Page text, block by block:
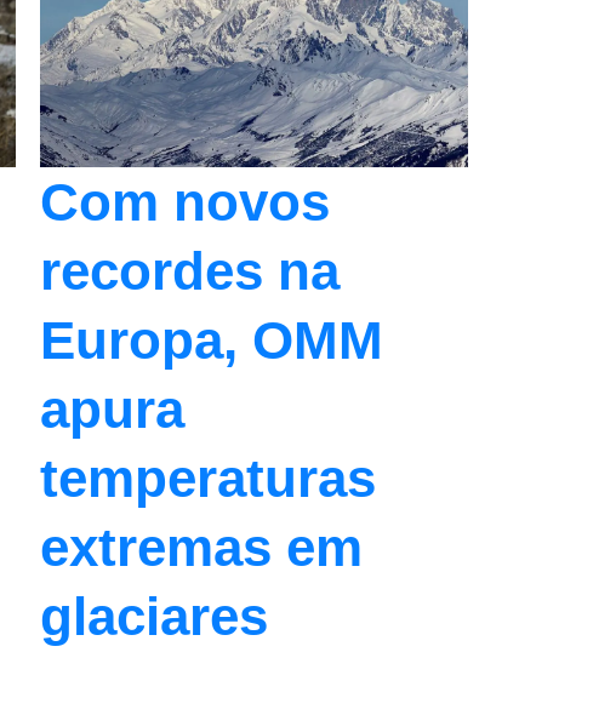
Com novos
recordes na
Europa, OMM
apura
temperaturas
extremas em
glaciares